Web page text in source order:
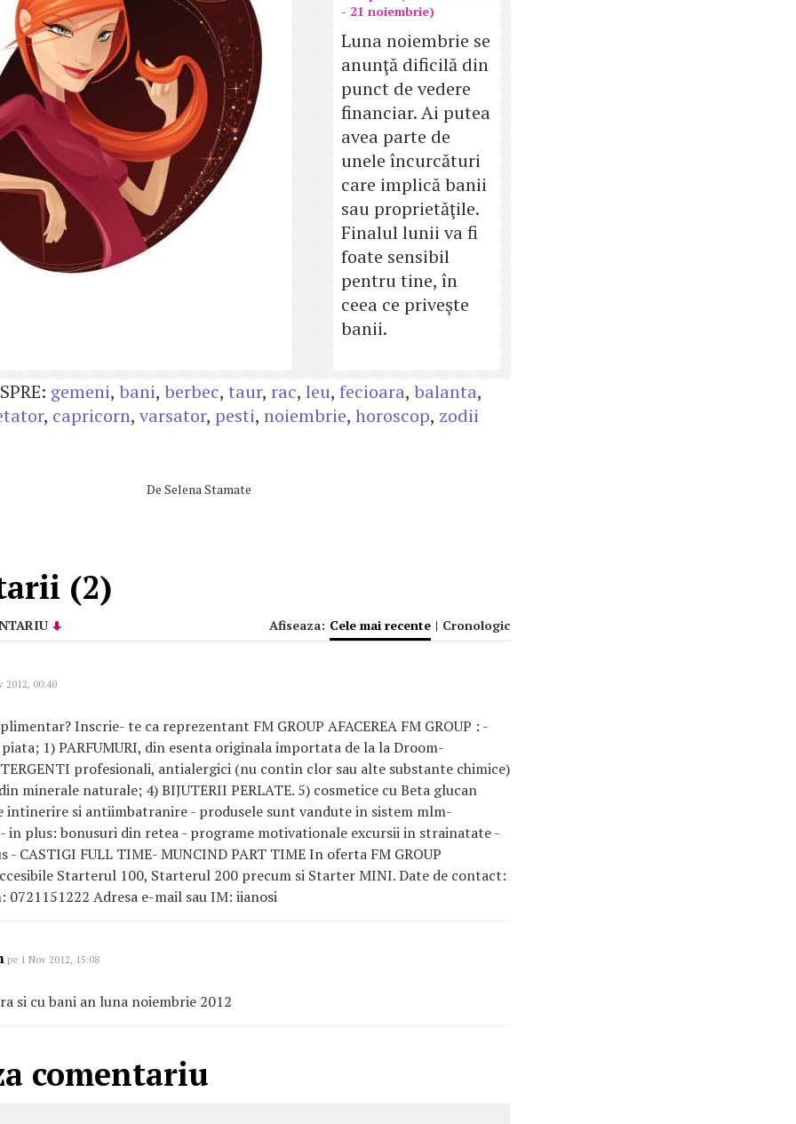
- 21 noiembrie)
Luna noiembrie se
anunţă dificilă din
punct de vedere
financiar. Ai putea
avea parte de
unele încurcături
care implică banii
sau proprietăţile.
Finalul lunii va fi
foate sensibil
pentru tine, în
ceea ce priveşte
banii.
gemeni, bani, berbec, taur, rac, leu, fecioara, balanta,
, capricorn, varsator, pesti, noiembrie, horoscop, zodii
De Selena Stamate
(2)
Afiseaza: Cele mai recente | Cronologic
2012, 00:40
Inscrie- te ca reprezentant FM GROUP AFACEREA FM GROUP : -
1) PARFUMURI, din esenta originala importata de la la Droom-
profesionali, antialergici (nu contin clor sau alte substante chimice)
minerale naturale; 4) BIJUTERII PERLATE. 5) cosmetice cu Beta glucan
intinerire si antiimbatranire - produsele sunt vandute in sistem mlm-
in plus: bonusuri din retea - programe motivationale excursii in strainatate -
- CASTIGI FULL TIME- MUNCIND PART TIME In oferta FM GROUP
Starterul 100, Starterul 200 precum si Starter MINI. Date de contact:
0721151222 Adresa e-mail sau IM: iianosi
pe 1 Nov 2012, 15:08
si cu bani an luna noiembrie 2012
comentariu